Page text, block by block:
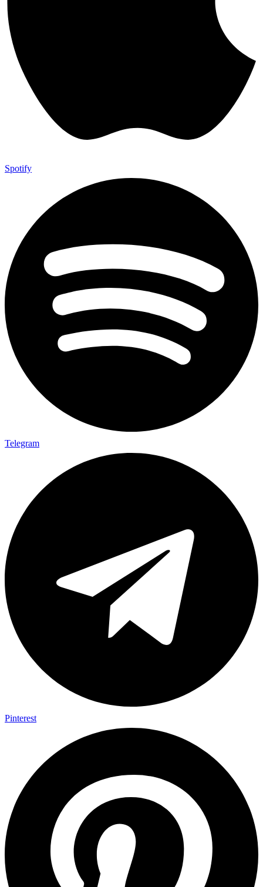
Spotify
Telegram
Pinterest